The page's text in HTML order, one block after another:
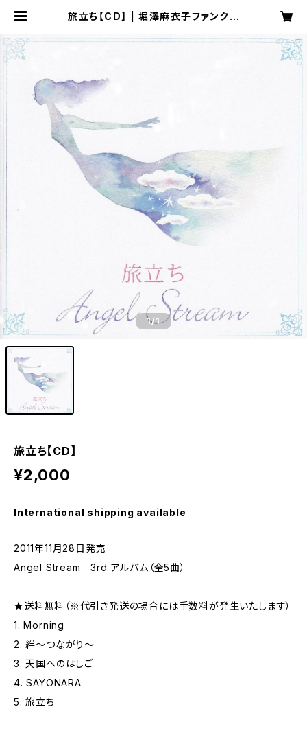
旅立ち【CD】 | 堀澤麻衣子ファンクラ
1/1
旅立ち【CD】
¥2,000
International shipping available
2011年11月28日発売
Angel Stream 3rd アルバム（全5曲）
★送料無料（※代引き発送の場合には手数料が発生いたします）
1. Morning
2. 絆～つながり～
3. 天国へのはしご
4. SAYONARA
5. 旅立ち